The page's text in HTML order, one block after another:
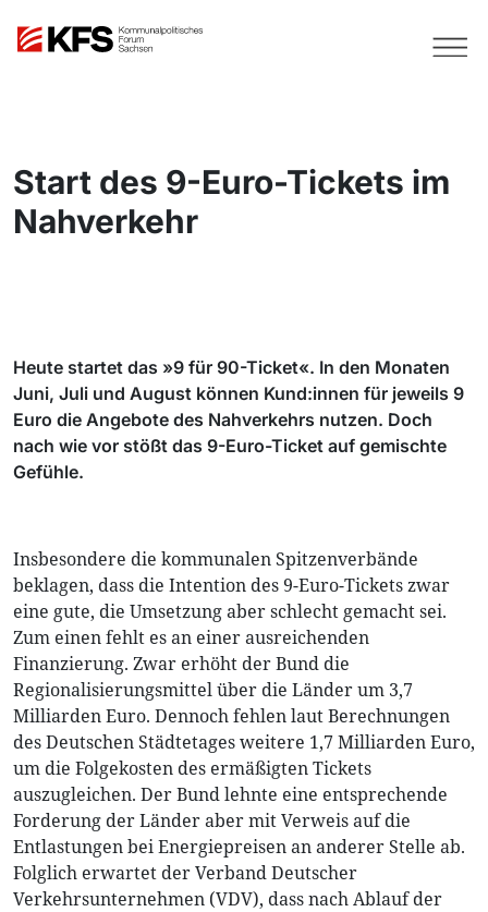
Start des 9-Euro-Tickets im
Nahverkehr
Heute startet das »9 für 90-Ticket«. In den Monaten
Juni, Juli und August können Kund:innen für jeweils 9
Euro die Angebote des Nahverkehrs nutzen. Doch
nach wie vor stößt das 9-Euro-Ticket auf gemischte
Gefühle.
Insbesondere die kommunalen Spitzenverbände
beklagen, dass die Intention des 9-Euro-Tickets zwar
eine gute, die Umsetzung aber schlecht gemacht sei.
Zum einen fehlt es an einer ausreichenden
Finanzierung. Zwar erhöht der Bund die
Regionalisierungsmittel über die Länder um 3,7
Milliarden Euro. Dennoch fehlen laut Berechnungen
des Deutschen Städtetages weitere 1,7 Milliarden Euro,
um die Folgekosten des ermäßigten Tickets
auszugleichen. Der Bund lehnte eine entsprechende
Forderung der Länder aber mit Verweis auf die
Entlastungen bei Energiepreisen an anderer Stelle ab.
Folglich erwartet der Verband Deutscher
Verkehrsunternehmen (VDV), dass nach Ablauf der